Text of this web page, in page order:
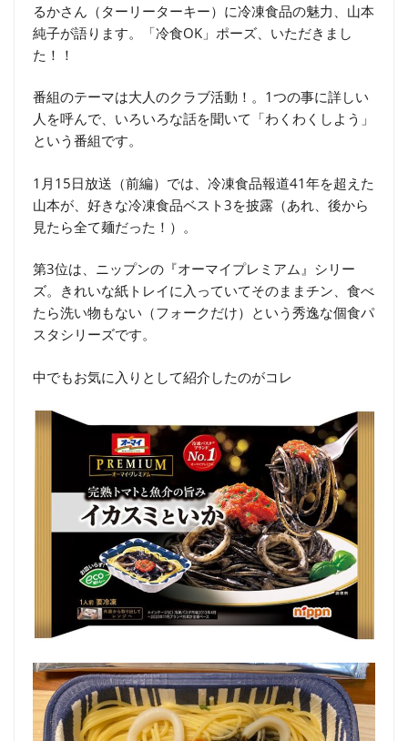
るかさん（ターリーターキー）に冷凍食品の魅力、山本
純子が語ります。「冷食OK」ポーズ、いただきまし
た！！
番組のテーマは大人のクラブ活動！。1つの事に詳しい
人を呼んで、いろいろな話を聞いて「わくわくしよう」
という番組です。
1月15日放送（前編）では、冷凍食品報道41年を超えた
山本が、好きな冷凍食品ベスト3を披露（あれ、後から
見たら全て麺だった！）。
第3位は、ニップンの『オーマイプレミアム』シリー
ズ。きれいな紙トレイに入っていてそのままチン、食べ
たら洗い物もない（フォークだけ）という秀逸な個食パ
スタシリーズです。
中でもお気に入りとして紹介したのがコレ